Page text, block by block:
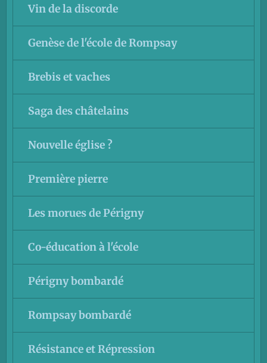
Vin de la discorde
Genèse de l'école de Rompsay
Brebis et vaches
Saga des châtelains
Nouvelle église ?
Première pierre
Les morues de Périgny
Co-éducation à l'école
Périgny bombardé
Rompsay bombardé
Résistance et Répression